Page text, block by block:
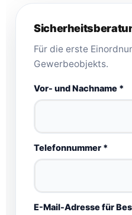
Für die erste
Gewerbeobjekts.
Vor- und Nachname *
Telefonnummer *
E-Mail-Adresse für